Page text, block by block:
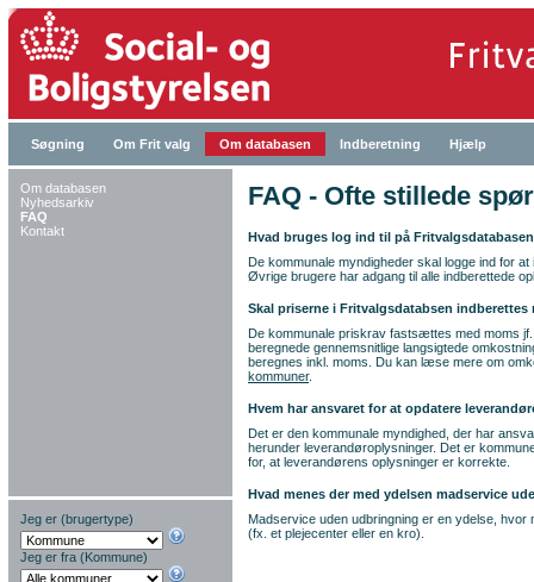
Søgning Om Frit valg Om databasen Indberetning Hjælp
Om databasen
Nyhedsarkiv
FAQ
Kontakt
FAQ - Ofte stillede
Hvad bruges log ind til på
De kommunale myndigheder skal logge ind for
Øvrige brugere har adgang til alle indberettede
Skal priserne i Fritvalgsdatabsen indberettes
De kommunale priskrav fastsættes med moms
beregnede gennemsnitlige langsigtede
beregnes inkl. moms. Du kan læse mere om
kommuner.
Hvem har ansvaret for at opdatere
Det er den kommunale myndighed, der har
herunder leverandøroplysninger. Det er
for, at leverandørens oplysninger er korrekte.
Hvad menes der med ydelsen madservice
Madservice uden udbringning er en ydelse,
(fx. et plejecenter eller en kro).
Jeg er (brugertype)
Jeg er fra (Kommune)